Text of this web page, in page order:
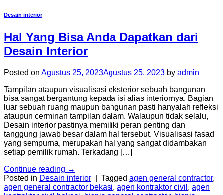
Desain interior
Hal Yang Bisa Anda Dapatkan dari
Desain Interior
Posted on Agustus 25, 2023Agustus 25, 2023 by admin
Tampilan ataupun visualisasi eksterior sebuah bangunan
bisa sangat bergantung kepada isi alias interiornya. Bagian
luar sebuah ruang maupun bangunan pasti hanyalah refleksi
ataupun cerminan tampilan dalam. Walaupun tidak selalu,
Desain interior pastinya memiliki peran penting dan
tanggung jawab besar dalam hal tersebut. Visualisasi fasad
yang sempurna, merupakan hal yang sangat didambakan
setiap pemilik rumah. Terkadang […]
Continue reading →
Posted in Desain interior Tagged agen general contractor,
agen general contractor bekasi, agen kontraktor civil , agen